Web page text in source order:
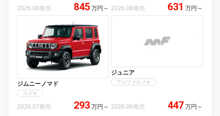
2026.08発売 845 万円 ～ 2026.08発売 631 万円 ～
ジムニーノマド
スズキ
2026.07発売 293 万円 ～
ジュニア
アルファロメオ
2026.06発売 447 万円 ～